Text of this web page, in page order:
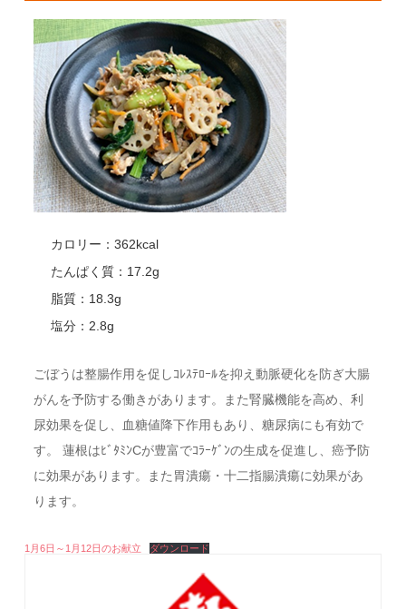
カロリー：362kcal
たんぱく質：17.2g
脂質：18.3g
塩分：2.8g
ごぼうは整腸作用を促しｺﾚｽﾃﾛｰﾙを抑え動脈硬化を防ぎ大腸
がんを予防する働きがあります。また腎臓機能を高め、利
尿効果を促し、血糖値降下作用もあり、糖尿病にも有効で
す。 蓮根はﾋﾞﾀﾐﾝCが豊富でｺﾗｰｹﾞﾝの生成を促進し、癌予防
に効果があります。また胃潰瘍・十二指腸潰瘍に効果があ
ります。
1月6日～1月12日のお献立 ダウンロード